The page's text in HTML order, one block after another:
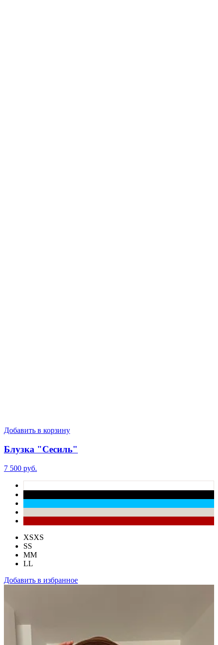
Добавить в корзину
Блузка "Сесиль"
7 500 руб.
XSXS
SS
MM
LL
Добавить в избранное